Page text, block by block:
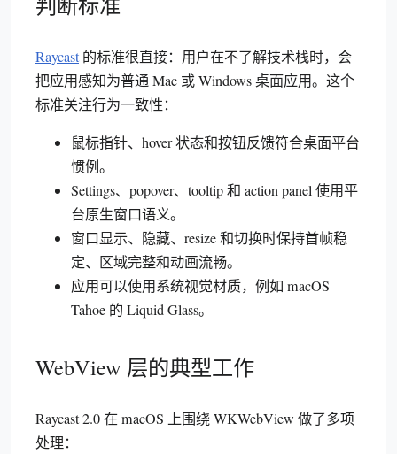
Raycast的标准很直接：用户在不了解技术栈时，会
把应用感知为普通 Mac 或 Windows 桌面应用。这个
标准关注行为一致性：
鼠标指针、hover 状态和按钮反馈符合桌面平台
惯例。
Settings、popover、tooltip 和 action panel 使用平
台原生窗口语义。
窗口显示、隐藏、resize 和切换时保持首帧稳
定、区域完整和动画流畅。
应用可以使用系统视觉材质，例如 macOS
Tahoe 的 Liquid Glass。
WebView 层的典型工作
Raycast 2.0 在 macOS 上围绕 WKWebView 做了多项
处理：